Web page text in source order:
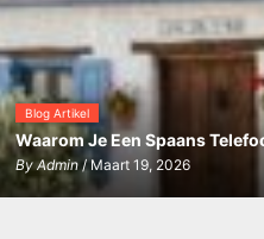
Blog Artikel
Waarom Je Een Spaans
By Admin/ Maart 19, 2026